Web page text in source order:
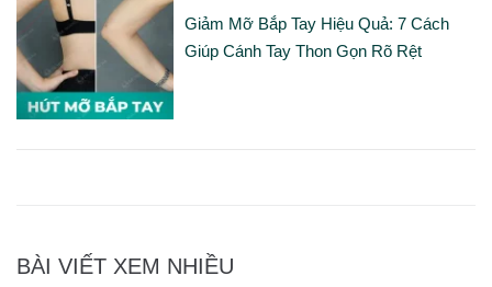
Giảm Mỡ Bắp Tay Hiệu Quả: 7 Cách
Giúp Cánh Tay Thon Gọn Rõ Rệt
BÀI VIẾT XEM NHIỀU